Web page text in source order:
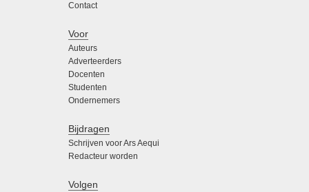
Contact
Voor
Auteurs
Adverteerders
Docenten
Studenten
Ondernemers
Bijdragen
Schrijven voor Ars Aequi
Redacteur worden
Volgen